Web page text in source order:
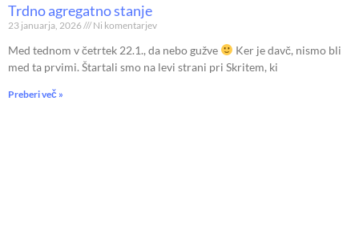
Trdno agregatno stanje
23 januarja, 2026 Ni komentarjev
Med tednom v četrtek 22.1., da nebo gužve
Ker je davč, nismo bli
med ta prvimi. Štartali smo na levi strani pri Skritem, ki
Preberi več »